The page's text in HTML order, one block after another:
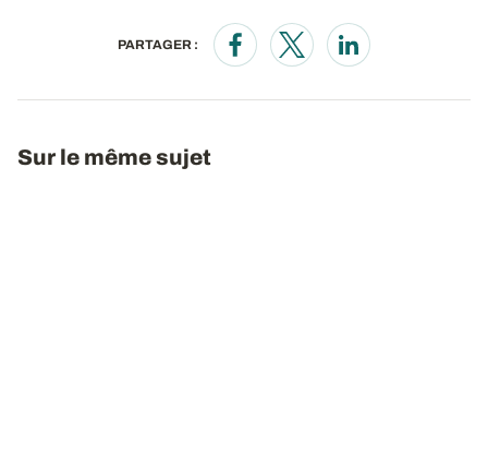
PARTAGER :
Opens in a new window
Opens in a new window
Opens in a new
Sur le même sujet